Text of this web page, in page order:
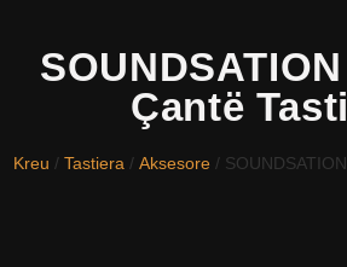
Çantë
Kreu / Tastiera / Aksesore /